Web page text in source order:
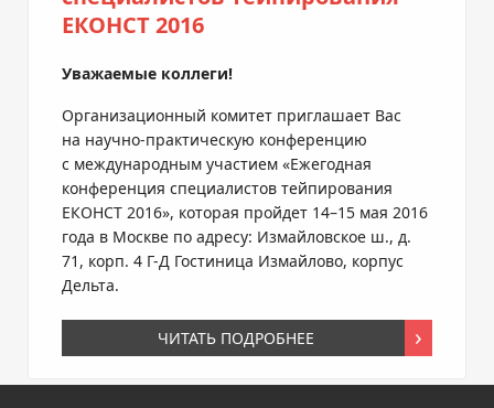
ЕКОНСТ 2016
Уважаемые коллеги!
Организационный комитет приглашает Вас
на научно-практическую конференцию
с международным участием «Ежегодная
конференция специалистов тейпирования
ЕКОНСТ 2016», которая пройдет 14–15 мая 2016
года в Москве по адресу: Измайловское ш., д.
71, корп. 4 Г-Д Гостиница Измайлово, корпус
Дельта.
ЧИТАТЬ ПОДРОБНЕЕ